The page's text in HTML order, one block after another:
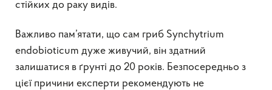
стійких до раку видів.
Важливо пам’ятати, що сам гриб Synchytrium
endobioticum дуже живучий, він здатний
залишатися в ґрунті до 20 років. Безпосередньо з
цієї причини експерти рекомендують не